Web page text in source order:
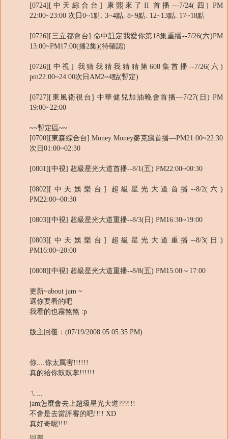
[0724][中天綜合台] 康熙來了II 首播---7/24(四) PM
22:00~23:00 次日0~1點. 3~4點. 8~9點. 12~13點. 17~18點
[0726][三立都會台] 命中註定我愛你第18集重播--7/26(六)PM
13:00~PM17:00(播2集)(待確認)
[0726][中視] 我猜我猜我猜猜第608集首播--7/26(六)
pm22:00~24:00次日AM2~4點(暫定)
[0727][東風衛視台] 中華健兒加油晚會首播—7/27(日) PM
19:00~22:00
~~暫定區~~
[0700][東森綜合台] Money Money麥克瘋首播—PM21:00~22:30
次日01:00~02:30
[0801][中視] 超級星光大道首播--8/1(五) PM22:00~00:30
[0802][中天娛樂台] 超級星光大道首播--8/2(六)
PM22:00~00:30
[0803][中視] 超級星光大道重播--8/3(日) PM16:30~19:00
[0803][中天娛樂台] 超級星光大道重播--8/3(日)
PM16:00~20:00
[0808][中視] 超級星光大道重播--8/8(五) PM15:00～17:00
更新~about jam ~
選你要看的吧
我看的也霧煞煞 :p
版主回覆：(07/19/2008 05:05:35 PM)
你....你太厲害!!!!!!
真的給你鼓鼓掌!!!!!!
ㄟ...
jam怎麼會去上超級星光大道???!!!
不會是去當評審的吧!!!! XD
真好奇呢!!!!